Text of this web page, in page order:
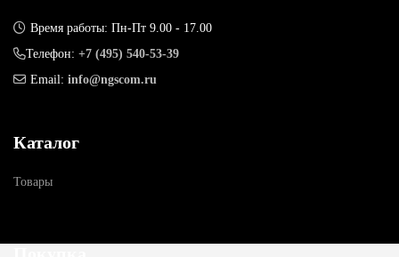
Время работы: Пн-Пт 9.00 - 17.00
Телефон: +7 (495) 540-53-39
Email: info@ngscom.ru
Каталог
Товары